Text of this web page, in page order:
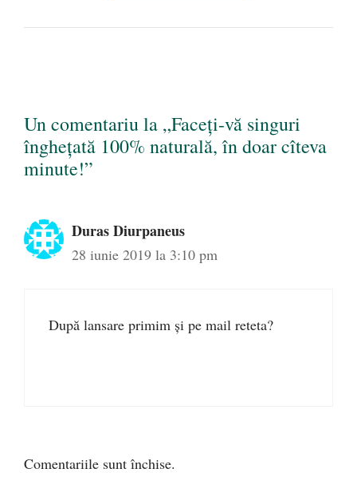
Un comentariu la „Faceți-vă singuri
înghețată 100% naturală, în doar cîteva
minute!”
Duras Diurpaneus
28 iunie 2019 la 3:10 pm
După lansare primim și pe mail reteta?
Comentariile sunt închise.